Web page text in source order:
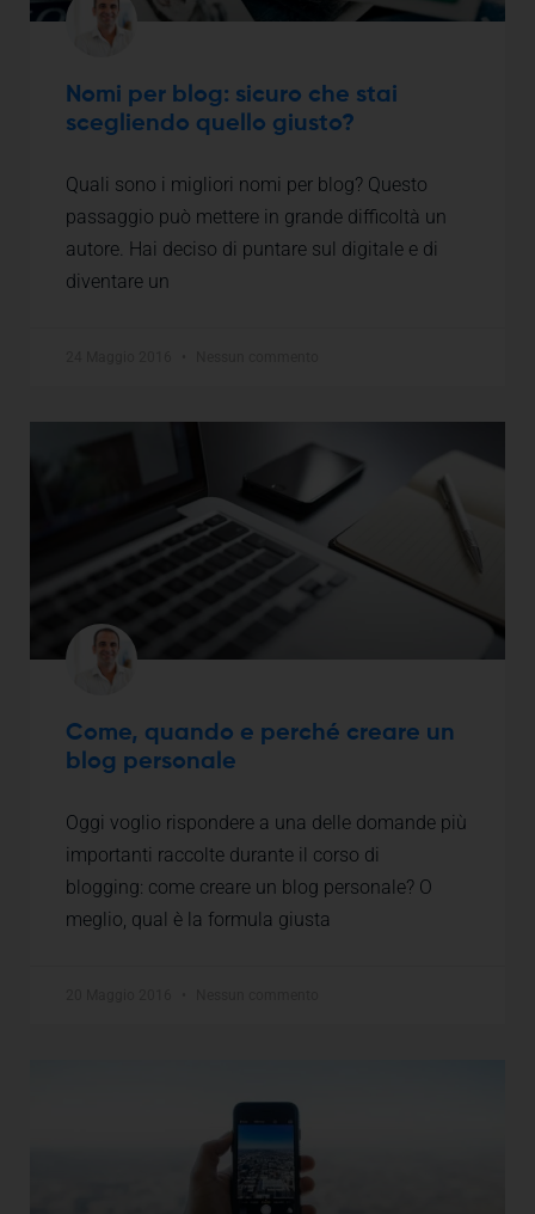
Nomi per blog: sicuro che stai
scegliendo quello giusto?
Quali sono i migliori nomi per blog? Questo
passaggio può mettere in grande difficoltà un
autore. Hai deciso di puntare sul digitale e di
diventare un
Come, quando e perché creare un
blog personale
Oggi voglio rispondere a una delle domande più
importanti raccolte durante il corso di
blogging: come creare un blog personale? O
meglio, qual è la formula giusta